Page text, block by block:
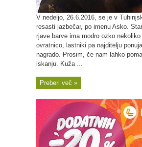
V nedeljo, 26.6.2016, se je v
resasti jazbečar, po imenu Asko.
rjave barve ima modro ozko nekoliko
ovratnico, lastniki pa najditelju
nagrado. Prosim, če nam lahko
iskanju. Kuža ...
Preberi več »